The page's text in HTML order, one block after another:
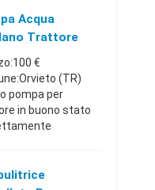
idraulico oppure
applic
Acqua
Trattore
€
(TR)
pompa per
in buono stato